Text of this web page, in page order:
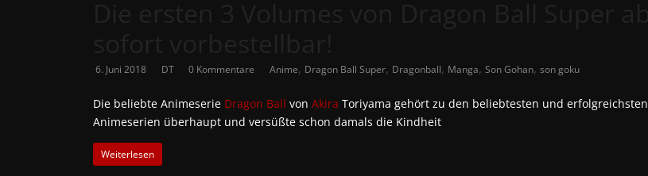
News
und
Gaming
6. Juni 2018 DT 0 Kommentare Anime, Dragon Ball Super, Dragonball, Manga, Son Gohan, son goku
Die beliebte Animeserie Dragon Ball von Akira Toriyama gehört zu den beliebtesten und erfolgreichsten
Animeserien überhaupt und versüßte schon damals die Kindheit
Weiterlesen